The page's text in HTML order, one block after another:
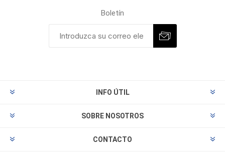
Boletín
INFO ÚTIL
SOBRE NOSOTROS
CONTACTO